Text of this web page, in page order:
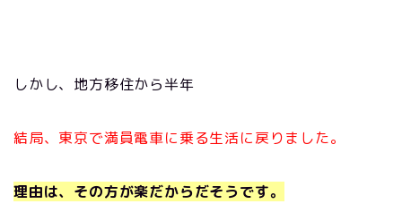
しかし、地方移住から半年
結局、東京で満員電車に乗る生活に戻りました。
理由は、その方が楽だからだそうです。